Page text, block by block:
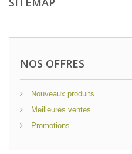
NOS OFFRES
Nouveaux produits
Meilleures ventes
Promotions